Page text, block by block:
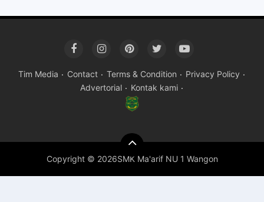
Tim Media Contact Terms & Condition
Privacy Policy
Advertorial
Kontak kami
Copyright © 2026SMK Ma'arif NU 1 Wangon